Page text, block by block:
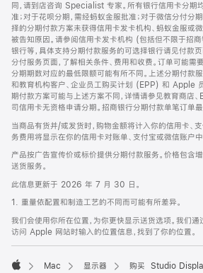
同，请到店咨询 Specialist 专家。所有银行信用卡分期
准；对于花呗分期，需经蚂蚁金服批准；对于微信分付分
择的分期付款方案未获得信用卡发卡机构、蚂蚁金服或
被告知原因。请参阅信用卡发卡机构 (包括但不限于招商
银行等，具体支持分期付款服务的可选择银行请见付款
分付服务页面，了解相关条件、费用和收费。订单可能需
分期期数对应的最低限额可能有所不同。上述分期付款
和教育机构客户、企业员工购买计划 (EPP) 和 Apple
期付款方案可能与上述方案不同，详情请参见教育商店
司信用卡无资格申请分期。招商银行分期付款单笔订单
当商品有货并/或发货时，购物金额将计入你的信用卡、
务费用将显示在你的信用卡对账单、支付宝或微信账户中
产品按广告宣传价或标价提供分期付款服务。价格包含
送货服务。
此信息更新于 2026 年 7 月 30 日。
1. 重量依配置和制造工艺的不同而可能有所差异。
我们会使用你所在位置，为你更快显示送货选项。我们
访问 Apple 网站时输入的位置信息，找到了你的位置。
Mac 显示器 购买 Studio